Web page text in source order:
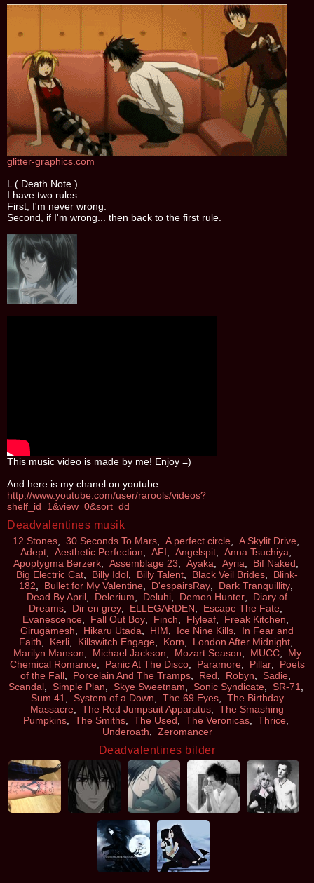
glitter-graphics.com
L ( Death Note )
I have two rules:
First, I'm never wrong.
Second, if I'm wrong... then back to the first rule.
This music video is made by me! Enjoy =)
And here is my chanel on youtube :
http://www.youtube.com/user/rarools/videos?
shelf_id=1&view=0&sort=dd
Deadvalentines musik
12 Stones, 30 Seconds To Mars, A perfect circle, A Skylit Drive,
Adept, Aesthetic Perfection AFI Angelspit, Anna Tsuchiya
Apoptygma Berzerk, Assemblage 23 Ayaka Ayria Bif Naked
Big Electric Cat
Billy Idol Billy Talent Black Veil Brides
Blink-
182
Bullet for My Valentine, D'espairsRay, Dark Tranquillity,
Dead By April
Delerium Deluhi Demon Hunter
Diary of
Dreams
Dir en grey ELLEGARDEN Escape The Fate
Evanescence
Fall Out Boy Finch Flyleaf Freak Kitchen
Girugämesh
Hikaru Utada HIM Ice Nine Kills
In Fear and
Faith
Kerli, Killswitch Engage, Korn London After Midnight,
Marilyn Manson
Michael Jackson Mozart Season MUCC, My
Chemical Romance, Panic At The Disco, Paramore, Pillar, Poets
of the Fall
Porcelain And The Tramps Red Robyn Sadie
Scandal, Simple Plan Skye Sweetnam Sonic Syndicate, SR-71
Sum 41
System of a Down The 69 Eyes, The Birthday
Massacre
The Red Jumpsuit Apparatus
The Smashing
Pumpkins, The Smiths, The Used The Veronicas, Thrice,
Underoath
Zeromancer
Deadvalentines bilder